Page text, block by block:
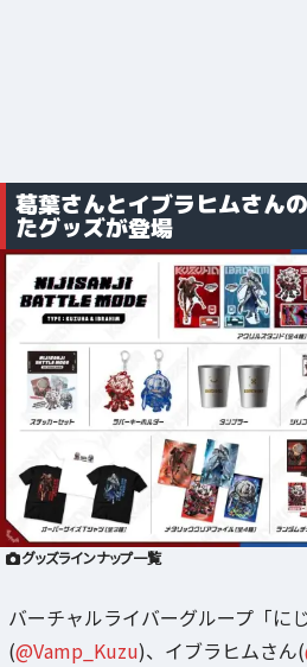
葛葉さんとイブラヒムさん
たグッズが登場
グッズラインナップ一覧
バーチャルライバーグループ「に
(@Vamp_Kuzu)、イブラヒムさん(